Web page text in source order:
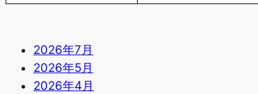
2026年7月
2026年5月
2026年4月